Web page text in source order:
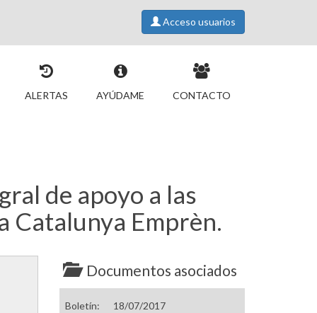
Acceso usuarios
ALERTAS AYÚDAME CONTACTO
de apoyo a las
Catalunya Emprèn.
Documentos asociados
Boletín:
18/07/2017